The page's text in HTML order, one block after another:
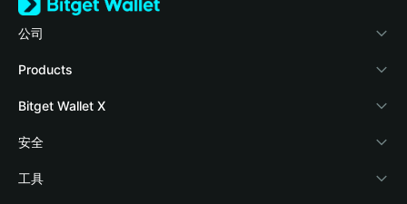
公司
關於 Bitget Wallet
部落格
學院
加密資訊
Products
Crypto Card
Stablecoin Earn
Payfi Crypto
Bitget Wallet X
開發者文件
連接錢包
安全
風險保障基金
工具